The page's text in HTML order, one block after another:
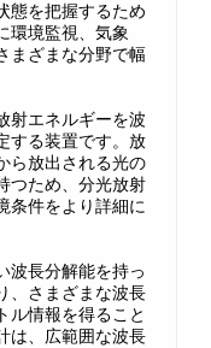
態を把握するため
環境監視、気象
まざまな分野で幅
射エネルギーを波
する装置です。放
ら放出される光の
つため、分光放射
条件をより詳細に
波長分解能を持っ
、さまざまな波長
ル情報を得ること
は、広範囲な波長